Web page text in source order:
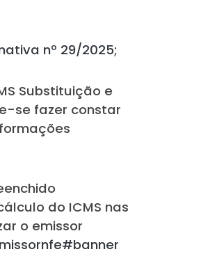
nº 29/2025;
Substituição e
se fazer constar
do ICMS nas
o emissor